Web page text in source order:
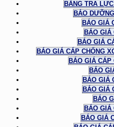
BẢNG TRA
BẢO
BÁO GIÁ
BÁO GIÁ
BÁO GIÁ
BÁO GIÁ CÁP CHỐNG
BÁO GIÁ CÁP
BÁO
BÁO GIÁ
BÁO GIÁ
BÁO
BÁO GIÁ
BÁO GIÁ